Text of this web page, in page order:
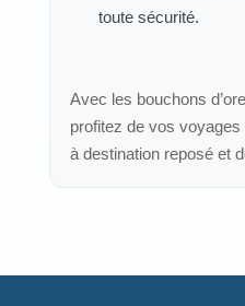
toute sécurité.
Avec les bouchons
profitez de vos
à destination reposé et